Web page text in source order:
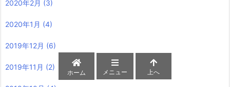
2020年2月 (3)
2020年1月 (4)
2019年12月 (6)
2019年11月 (2)
ホーム メニュー 上へ